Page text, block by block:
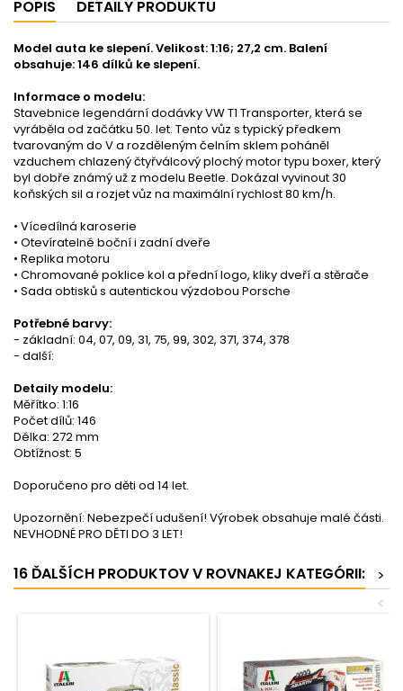
POPIS DETAILY PRODUKTU
Model auta ke slepení. Velikost: 1:16; 27,2 cm. Balení
obsahuje: 146 dílků ke slepení.
Informace o modelu:
Stavebnice legendární dodávky VW T1 Transporter, která se
vyráběla od začátku 50. let. Tento vůz s typický předkem
tvarovaným do V a rozděleným čelním sklem poháněl
vzduchem chlazený čtyřválcový plochý motor typu boxer, který
byl dobře známý už z modelu Beetle. Dokázal vyvinout 30
koňských sil a rozjet vůz na maximální rychlost 80 km/h.
• Vícedílná karoserie
• Otevíratelné boční i zadní dveře
• Replika motoru
• Chromované poklice kol a přední logo, kliky dveří a stěrače
• Sada obtisků s autentickou výzdobou Porsche
Potřebné barvy:
- základní: 04, 07, 09, 31, 75, 99, 302, 371, 374, 378
- další:
Detaily modelu:
Měřítko: 1:16
Počet dílů: 146
Délka: 272 mm
Obtížnost: 5
Doporučeno pro děti od 14 let.
Upozornění: Nebezpečí udušení! Výrobek obsahuje malé části.
NEVHODNÉ PRO DĚTI DO 3 LET!
16 ĎALŠÍCH PRODUKTOV V ROVNAKEJ KATEGÓRII:
>
<